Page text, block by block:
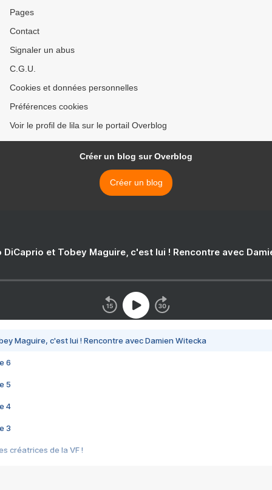
Pages
Contact
Signaler un abus
C.G.U.
Cookies et données personnelles
Préférences cookies
Voir le profil de lila sur le portail Overblog
Créer un blog sur Overblog
Créer un blog
DiCaprio et Tobey Maguire, c'est lui ! Rencontre avec
Maguire, c'est lui ! Rencontre avec Damien Witecka
6
5
4
3
créatrices de la VF !